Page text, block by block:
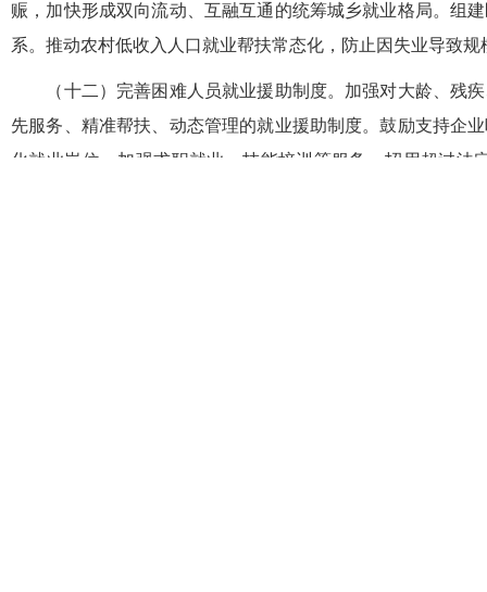
赈，加快形成双向流动、互融互通的统筹城乡就业格局。组
系。推动农村低收入人口就业帮扶常态化，防止因失业导致规
（十二）完善困难人员就业援助制度。加强对大龄、残疾
先服务、精准帮扶、动态管理的就业援助制度。鼓励支持企
化就业岗位，加强求职就业、技能培训等服务。招用超过